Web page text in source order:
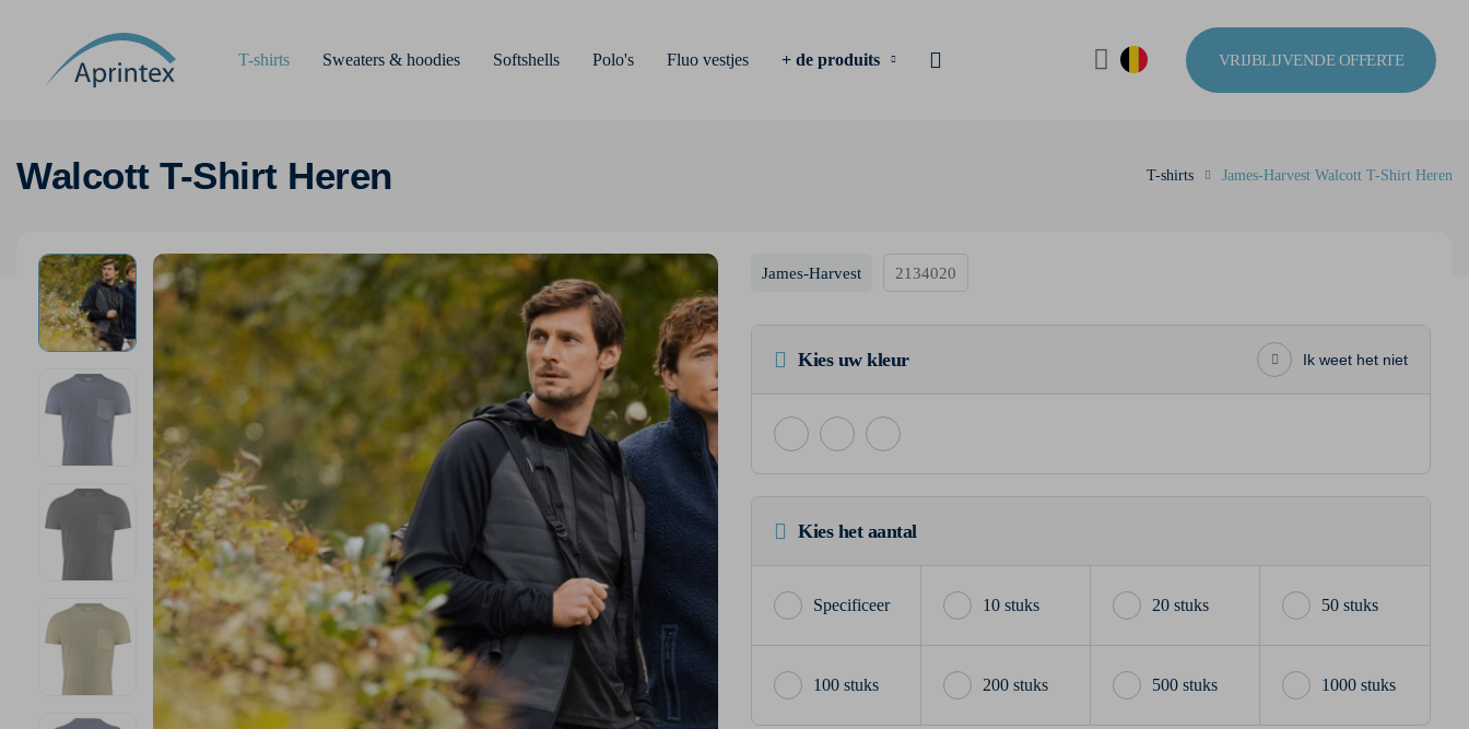
T-shirts Sweaters & hoodies Softshells Polo's Fluo vestjes + de produits VRIJBLIJVENDE OFFERTE
Walcott T-Shirt Heren T-shirts James-Harvest Walcott T-Shirt Heren
James-Harvest 2134020
Kies uw kleur Ik weet het niet
Kies het aantal
10 stuks 20 stuks 50 stuks
100 stuks 200 stuks 500 stuks 1000 stuks